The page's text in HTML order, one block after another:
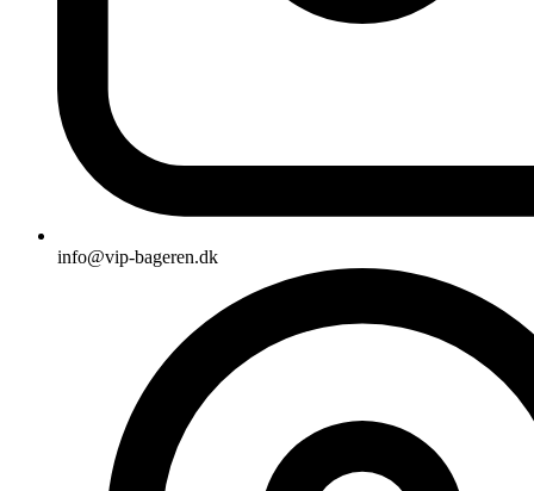
info@vip-bageren.dk